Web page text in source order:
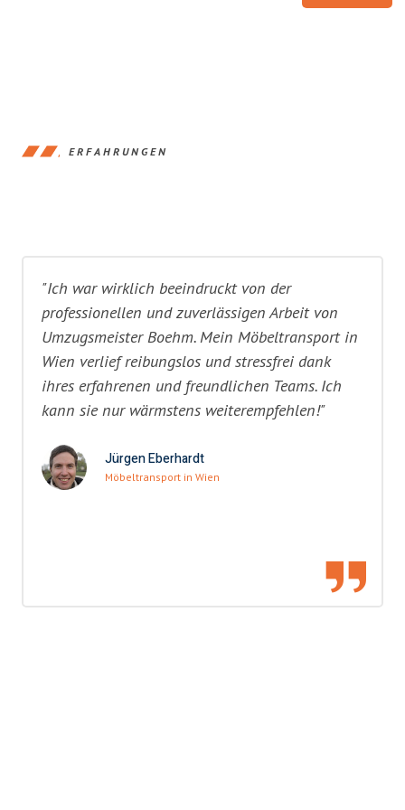
ERFAHRUNGEN
"Ich war wirklich beeindruckt von der
professionellen und zuverlässigen Arbeit von
Umzugsmeister Boehm. Mein Möbeltransport in
Wien verlief reibungslos und stressfrei dank
ihres erfahrenen und freundlichen Teams. Ich
kann sie nur wärmstens weiterempfehlen!"
Jürgen Eberhardt
Möbeltransport in Wien